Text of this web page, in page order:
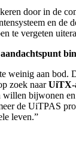
door in de
en de
te vergeten
aandachtspunt
weinig aan bod.
zoek naarUiTX-
bijwonen
de UiTPAS
leven.”